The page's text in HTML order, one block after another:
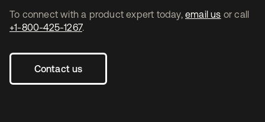
To connect with a product expert today, email us or call
+1-800-425-1267.
Contact us